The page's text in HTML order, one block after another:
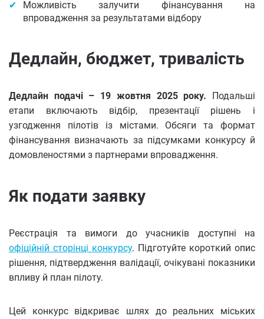
Можливість залучити фінансування на
впровадження за результатами відбору
Дедлайн, бюджет, тривалість
Дедлайн подачі – 19 жовтня 2025 року. Подальші
етапи включають відбір, презентації рішень і
узгодження пілотів із містами. Обсяги та формат
фінансування визначають за підсумками конкурсу й
домовленостями з партнерами впровадження.
Як подати заявку
Реєстрація та вимоги до учасників доступні на
офіційній сторінці конкурсу. Підготуйте короткий опис
рішення, підтвердження валідації, очікувані показники
впливу й план пілоту.
Цей конкурс відкриває шлях до реальних міських